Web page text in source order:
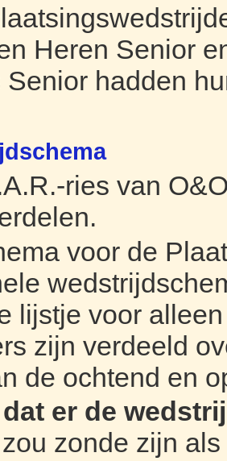
Heren Senior
Senior hadden
ries van
voor de
lijstje voor
zijn verdeeld
de ochtend en
er de
zonde zijn